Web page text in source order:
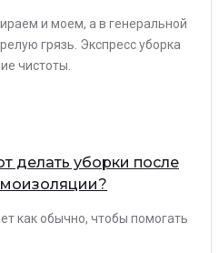
и моем, а в генеральной
грязь. Экспресс уборка
чистоты.
делать уборки после
как обычно, чтобы помогать